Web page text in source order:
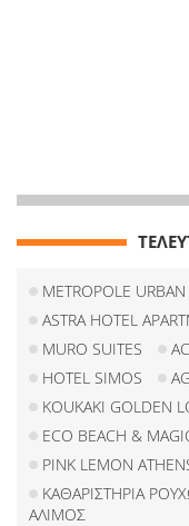
METROPOLE URBAN
ASTRA HOTEL
MURO SUITES
HOTEL SIMOS
KOUKAKI GOLDEN
ECO BEACH &
PINK LEMON
ΚΑΘΑΡΙΣΤΗΡΙΑ
ΑΛΙΜΟΣ